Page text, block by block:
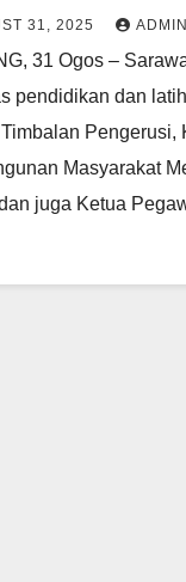
Sarawak
31, 2025
31 Ogos –
pendidikan dan
Pengerusi,
Masyarakat
juga Ketua